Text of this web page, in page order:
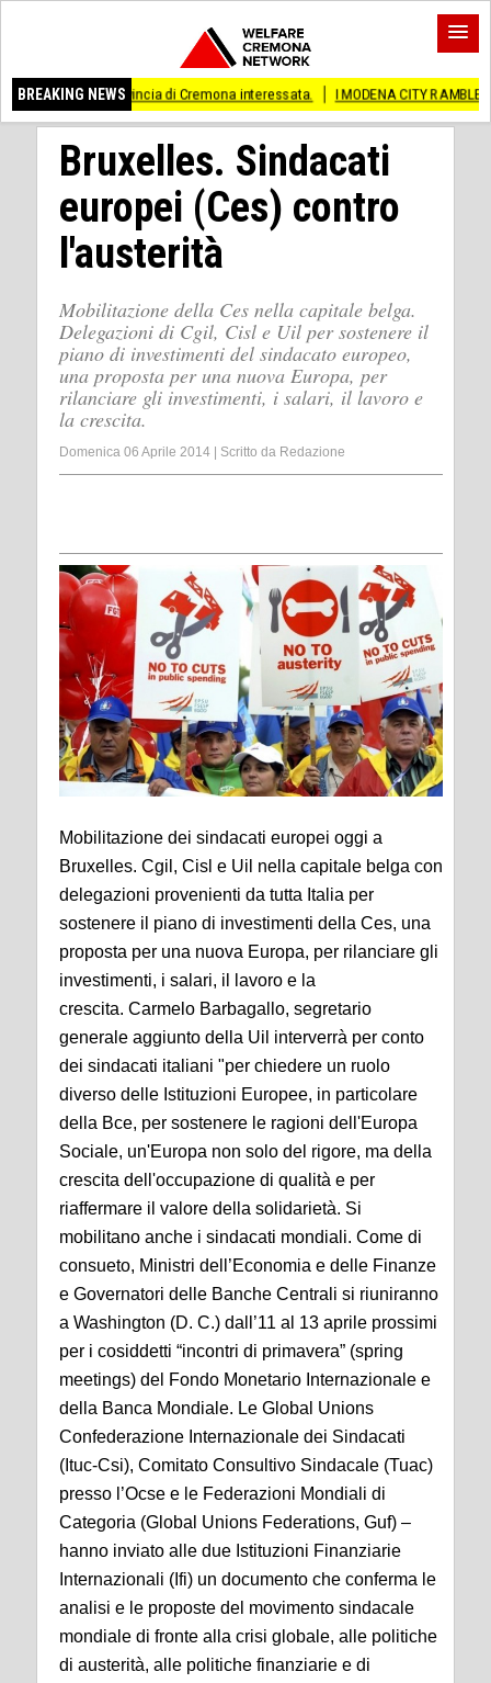
BREAKING NEWS
di Cremona interessata. I MODENA CITY RAMBLERS ARRIVANO A
Bruxelles. Sindacati
europei (Ces) contro
l'austerità
Mobilitazione della Ces nella capitale belga.
Delegazioni di Cgil, Cisl e Uil per sostenere il
piano di investimenti del sindacato europeo,
una proposta per una nuova Europa, per
rilanciare gli investimenti, i salari, il lavoro e
la crescita.
Domenica 06 Aprile 2014 Scritto da Redazione
Mobilitazione dei sindacati europei oggi a
Bruxelles. Cgil, Cisl e Uil nella capitale belga con
delegazioni provenienti da tutta Italia per
sostenere il piano di investimenti della Ces, una
proposta per una nuova Europa, per rilanciare gli
investimenti, i salari, il lavoro e la
crescita. Carmelo Barbagallo, segretario
generale aggiunto della Uil interverrà per conto
dei sindacati italiani "per chiedere un ruolo
diverso delle Istituzioni Europee, in particolare
della Bce, per sostenere le ragioni dell'Europa
Sociale, un'Europa non solo del rigore, ma della
crescita dell'occupazione di qualità e per
riaffermare il valore della solidarietà. Si
mobilitano anche i sindacati mondiali. Come di
consueto, Ministri dell’Economia e delle Finanze
e Governatori delle Banche Centrali si riuniranno
a Washington (D. C.) dall’11 al 13 aprile prossimi
per i cosiddetti “incontri di primavera” (spring
meetings) del Fondo Monetario Internazionale e
della Banca Mondiale. Le Global Unions
Confederazione Internazionale dei Sindacati
(Ituc-Csi), Comitato Consultivo Sindacale (Tuac)
presso l’Ocse e le Federazioni Mondiali di
Categoria (Global Unions Federations, Guf) –
hanno inviato alle due Istituzioni Finanziarie
Internazionali (Ifi) un documento che conferma le
analisi e le proposte del movimento sindacale
mondiale di fronte alla crisi globale, alle politiche
di austerità, alle politiche finanziarie e di